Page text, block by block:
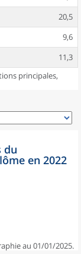
20,5
9,6
11,3
principales,
du
en 2022
au 01/01/2025.